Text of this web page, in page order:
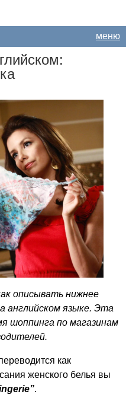
меню
описывать нижнее
английском языке. Эта
шоппинга по магазинам
как
женского белья вы
”.